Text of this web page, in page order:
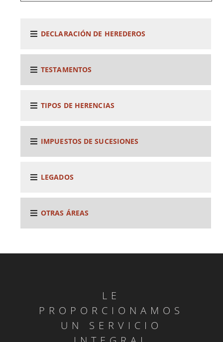
DECLARACIÓN DE HEREDEROS
TESTAMENTOS
TIPOS DE HERENCIAS
IMPUESTOS DE SUCESIONES
LEGADOS
OTRAS ÁREAS
LE
PROPORCIONAMOS
UN SERVICIO